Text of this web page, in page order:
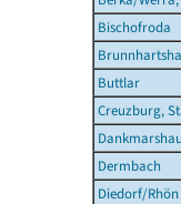
Bischofroda
Buttlar
Creuzburg,
Dermbach
Diedorf/Rhön